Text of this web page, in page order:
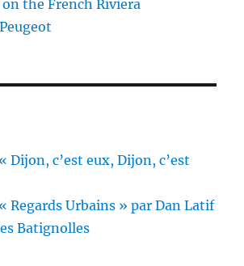
the French Riviera
Dijon, c’est eux, Dijon, c’est
Regards Urbains » par Dan Latif
Batignolles